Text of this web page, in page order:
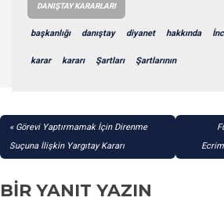
DANIŞTAY KARARLARI
başkanlığı danıştay diyanet hakkında
karar kararı Şartları Şartlarının
YAZI
GEZINMESI
Görevi Yaptırmamak İçin Direnme
Suçuna İlişkin Yargıtay Kararı
BIR YANIT YAZIN